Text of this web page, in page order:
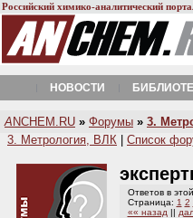
Российский химико-аналитический
НОВОСТИ
A NCHEM.RU » Форумы » 3.
3. Метрология, ВЛК
Список
Ответов в
Страница: 1 2
«« назад ||